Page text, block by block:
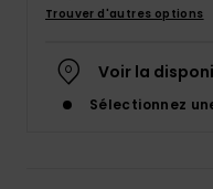
Trouver d'autres options
Voir la
Sélectionnez